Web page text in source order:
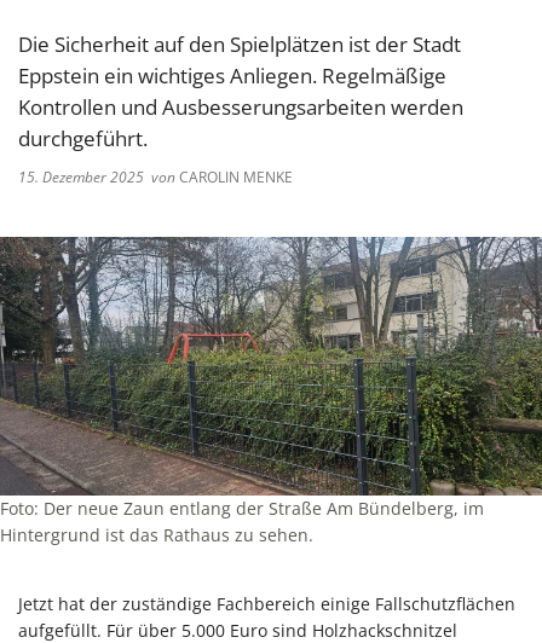
Die Sicherheit auf den Spielplätzen ist der Stadt
Eppstein ein wichtiges Anliegen. Regelmäßige
Kontrollen und Ausbesserungsarbeiten werden
durchgeführt.
15. Dezember 2025 vonCAROLIN MENKE
Foto: Der neue Zaun entlang der Straße Am Bündelberg, im
Hintergrund ist das Rathaus zu sehen.
Jetzt hat der zuständige Fachbereich einige Fallschutzflächen
aufgefüllt. Für über 5.000 Euro sind Holzhackschnitzel